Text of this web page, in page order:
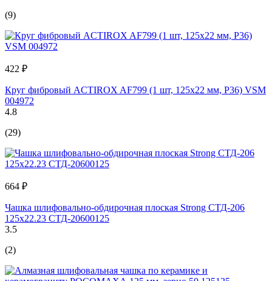
(9)
422 ₽
Круг фибровый ACTIROX AF799 (1 шт, 125х22 мм, P36) VSM
004972
4.8
(29)
664 ₽
Чашка шлифовально-обдирочная плоская Strong СТД-206
125x22.23 СТД-20600125
3.5
(2)